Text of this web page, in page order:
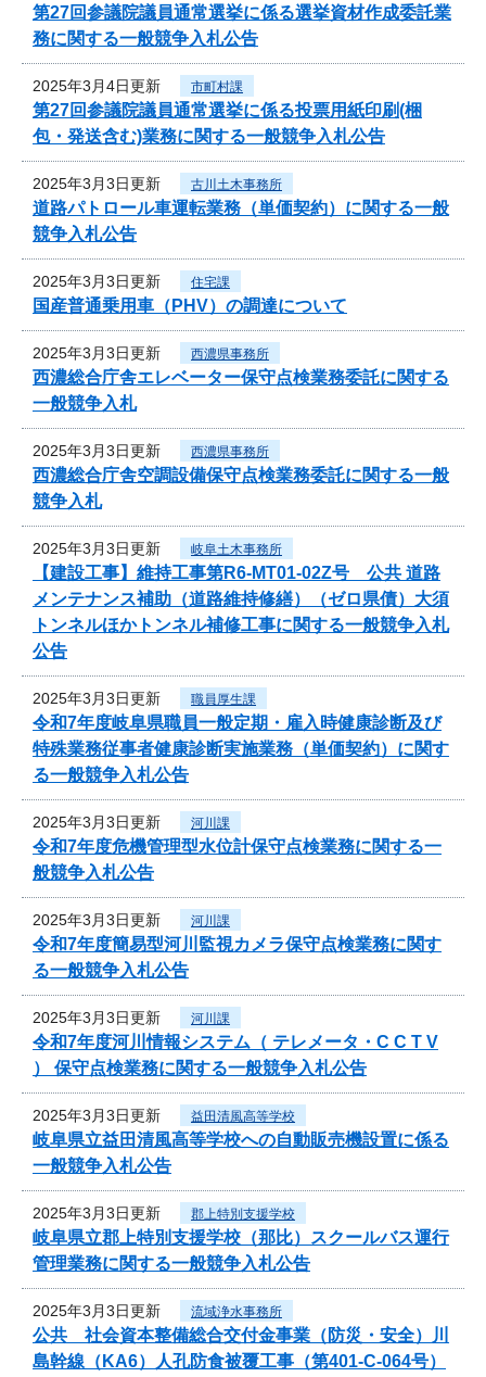
第27回参議院議員通常選挙に係る選挙資材作成委託業
務に関する一般競争入札公告
2025年3月4日更新 市町村課
第27回参議院議員通常選挙に係る投票用紙印刷(梱
包・発送含む)業務に関する一般競争入札公告
2025年3月3日更新 古川土木事務所
道路パトロール車運転業務（単価契約）に関する一般
競争入札公告
2025年3月3日更新 住宅課
国産普通乗用車（PHV）の調達について
2025年3月3日更新 西濃県事務所
西濃総合庁舎エレベーター保守点検業務委託に関する
一般競争入札
2025年3月3日更新 西濃県事務所
西濃総合庁舎空調設備保守点検業務委託に関する一般
競争入札
2025年3月3日更新 岐阜土木事務所
【建設工事】維持工事第R6-MT01-02Z号 公共 道路
メンテナンス補助（道路維持修繕）（ゼロ県債）大須
トンネルほかトンネル補修工事に関する一般競争入札
公告
2025年3月3日更新 職員厚生課
令和7年度岐阜県職員一般定期・雇入時健康診断及び
特殊業務従事者健康診断実施業務（単価契約）に関す
る一般競争入札公告
2025年3月3日更新 河川課
令和7年度危機管理型水位計保守点検業務に関する一
般競争入札公告
2025年3月3日更新 河川課
令和7年度簡易型河川監視カメラ保守点検業務に関す
る一般競争入札公告
2025年3月3日更新 河川課
令和7年度河川情報システム（ テレメータ・C C T V
） 保守点検業務に関する一般競争入札公告
2025年3月3日更新 益田清風高等学校
岐阜県立益田清風高等学校への自動販売機設置に係る
一般競争入札公告
2025年3月3日更新 郡上特別支援学校
岐阜県立郡上特別支援学校（那比）スクールバス運行
管理業務に関する一般競争入札公告
2025年3月3日更新 流域浄水事務所
公共 社会資本整備総合交付金事業（防災・安全）川
島幹線（KA6）人孔防食被覆工事（第401-C-064号）